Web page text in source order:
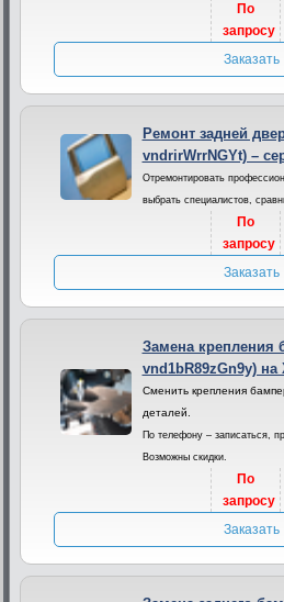
По
запросу
Заказать
Ремонт задней
vndrirWrrNGYt) –
Отремонтировать
выбрать специалистов,
По
запросу
Заказать
Замена крепления
vnd1bR89zGn9y)
Сменить крепления
деталей.
По телефону – записаться,
Возможны скидки.
По
запросу
Заказать